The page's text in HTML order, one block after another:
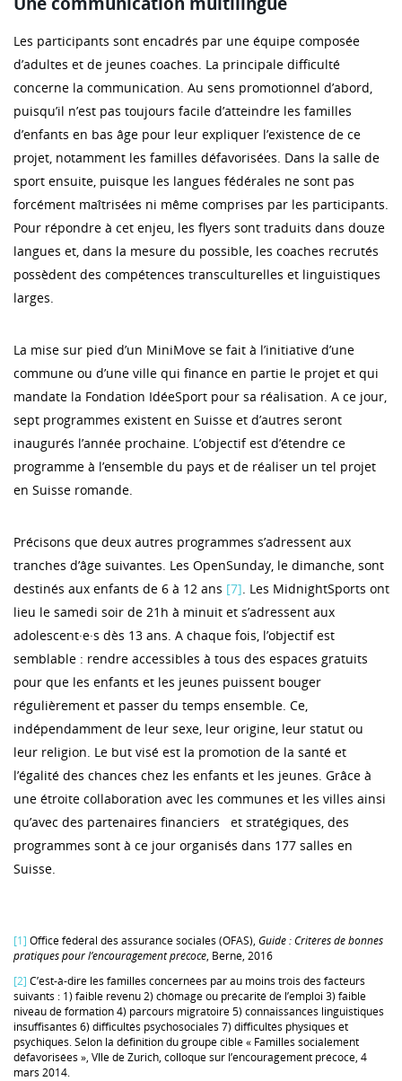
Les participants sont encadrés par une équipe composée
d’adultes et de jeunes coaches. La principale difficulté
concerne la communication. Au sens promotionnel d’abord,
puisqu’il n’est pas toujours facile d’atteindre les familles
d’enfants en bas âge pour leur expliquer l’existence de ce
projet, notamment les familles défavorisées. Dans la salle de
sport ensuite, puisque les langues fédérales ne sont pas
forcément maîtrisées ni même comprises par les participants.
Pour répondre à cet enjeu, les flyers sont traduits dans douze
langues et, dans la mesure du possible, les coaches recrutés
possèdent des compétences transculturelles et linguistiques
larges.
La mise sur pied d’un MiniMove se fait à l’initiative d’une
commune ou d’une ville qui finance en partie le projet et qui
mandate la Fondation IdéeSport pour sa réalisation. A ce jour,
sept programmes existent en Suisse et d’autres seront
inaugurés l’année prochaine. L’objectif est d’étendre ce
programme à l’ensemble du pays et de réaliser un tel projet
en Suisse romande.
Précisons que deux autres programmes s’adressent aux
tranches d’âge suivantes. Les OpenSunday, le dimanche, sont
destinés aux enfants de 6 à 12 ans [7]. Les MidnightSports ont
lieu le samedi soir de 21h à minuit et s’adressent aux
adolescent·e·s dès 13 ans. A chaque fois, l’objectif est
semblable : rendre accessibles à tous des espaces gratuits
pour que les enfants et les jeunes puissent bouger
régulièrement et passer du temps ensemble. Ce,
indépendamment de leur sexe, leur origine, leur statut ou
leur religion. Le but visé est la promotion de la santé et
l’égalité des chances chez les enfants et les jeunes. Grâce à
une étroite collaboration avec les communes et les villes ainsi
qu’avec des partenaires financiers et stratégiques, des
programmes sont à ce jour organisés dans 177 salles en
Suisse.
[1] Office fédéral des assurance sociales (OFAS), Guide : Critères de bonnes
pratiques pour l’encouragement précoce, Berne, 2016
[2] C’est-à-dire les familles concernées par au moins trois des facteurs
suivants : 1) faible revenu 2) chômage ou précarité de l’emploi 3) faible
niveau de formation 4) parcours migratoire 5) connaissances linguistiques
insuffisantes 6) difficultés psychosociales 7) difficultés physiques et
psychiques. Selon la définition du groupe cible « Familles socialement
défavorisées », Vlle de Zurich, colloque sur l’encouragement précoce, 4
mars 2014.